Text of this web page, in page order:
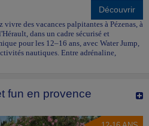
Découvrir
vivre des vacances palpitantes à Pézenas, à
dans un cadre sécurisé et
pour les 12–16 ans, avec Water Jump,
nautiques. Entre adrénaline,
fun en provence